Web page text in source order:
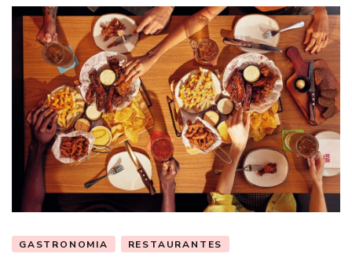
GASTRONOMIA RESTAURANTES